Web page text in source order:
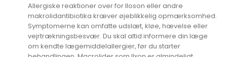
Allergiske reaktioner over for Iloson eller andre
makrolidantibiotika kræver øjeblikkelig opmærksomhed.
Symptomerne kan omfatte udslæt, kløe, hævelse eller
vejrtrækningsbesvær. Du skal altid informere din læge
om kendte lægemiddelallergier, før du starter